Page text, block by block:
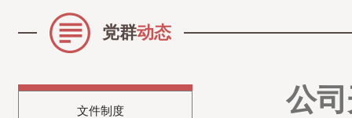
党群动态
文件制度 公